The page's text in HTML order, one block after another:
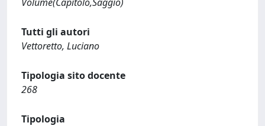
Tutti gli autori
Vettoretto, Luciano
Tipologia sito docente
268
Tipologia